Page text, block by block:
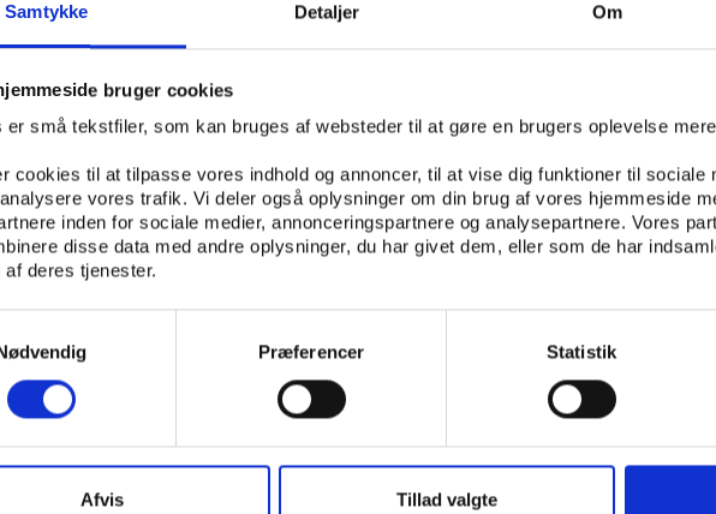
Samtykke Detaljer Om
bruger cookies
er små tekstfiler, som kan bruges af websteder til at gøre en brugers oplevelse mere
cookies til at tilpasse vores indhold og annoncer, til at vise dig funktioner til sociale
vores trafik. Vi deler også oplysninger om din brug af vores hjemmeside
inden for sociale medier, annonceringspartnere og analysepartnere. Vores
disse data med andre oplysninger, du har givet dem, eller som de har
af deres tjenester.
Præferencer Statistik
Afvis Tillad valgte
siger direktøren for organisationskomiteen, Toshiro Muto.
initiativ til at reducere udgifterne yderligere. Hr. Coates har sagt, at vi skal
ned, og det er vi enige i.”
nedsat
hvordan kan man finde så store besparelser i et projekt, som er i fuld gang,
på grund af gigantiske skandaler omkring først det første design til det
og dernæst legenes første logo er så forsinket, at der i forvejen er tæt
af Tokyos rådhus, hvor legene forberedes?
som en blandt flere muligheder, at nogle af de planlagte nybyggerier blev
og at man ved de pågældende sportsgrene benyttede sig af
hvoraf nogle lå ganske langt fra Tokyos centrum. Borgmesteren var i
lun på flere af panelets anbefalinger, men forslagene om at droppe de
gav øjeblikkeligt anledning til bitre protester fra repræsentanter for
sportsgrene, både nationalt og internationalt.